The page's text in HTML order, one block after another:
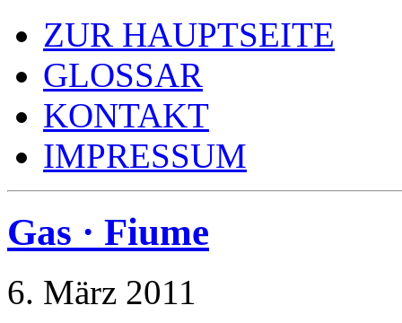
ZUR HAUPTSEITE
GLOSSAR
KONTAKT
IMPRESSUM
Gas · Fiume
6. März 2011